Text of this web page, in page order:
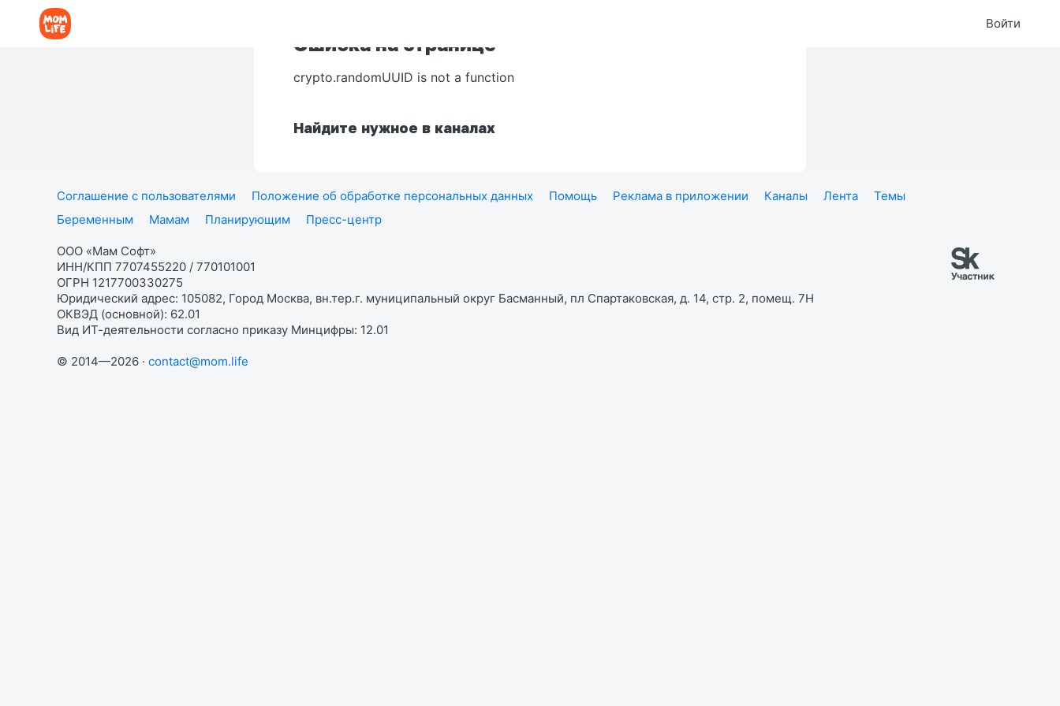
Войти
Ошибка на странице
crypto.randomUUID is not a function
Найдите нужное в каналах
Соглашение с пользователями Положение об обработке персональных данных Помощь Реклама в приложении Каналы Лента
Темы
Беременным
Мамам Планирующим Пресс-центр
ООО «Мам Софт»
ИНН/КПП 7707455220 / 770101001
ОГРН 1217700330275
Юридический адрес: 105082, Город Москва, вн.тер.г. муниципальный округ Басманный, пл Спартаковская, д. 14, стр. 2, помещ. 7Н
ОКВЭД (основной): 62.01
Вид ИТ-деятельности согласно приказу Минцифры: 12.01
© 2014—2026 · contact@mom.life